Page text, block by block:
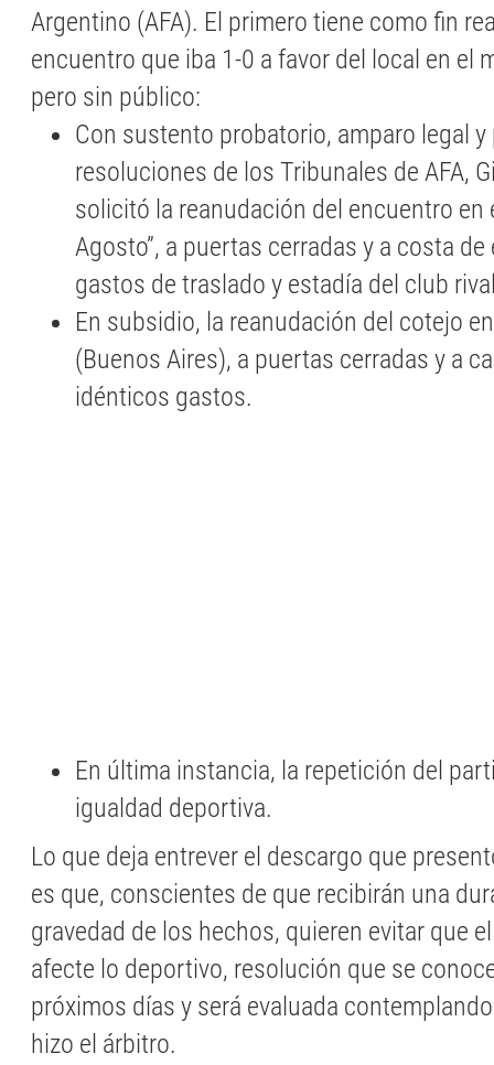
Argentino (AFA). El primero tiene como fin
encuentro que iba 1-0 a favor del local en el
pero sin público:
Con sustento probatorio, amparo legal
resoluciones de los Tribunales de AFA,
solicitó la reanudación del encuentro en
Agosto”, a puertas cerradas y a costa
gastos de traslado y estadía del club
En subsidio, la reanudación del cotejo
(Buenos Aires), a puertas cerradas y a
idénticos gastos.
En última instancia, la repetición del
igualdad deportiva.
Lo que deja entrever el descargo que
es que, conscientes de que recibirán una
gravedad de los hechos, quieren evitar que
afecte lo deportivo, resolución que se
próximos días y será evaluada
hizo el árbitro.